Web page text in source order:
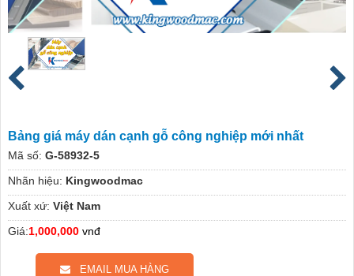
Bảng giá máy dán cạnh gỗ công nghiệp mới nhất
Mã số: G-58932-5
Nhãn hiệu: Kingwoodmac
Xuất xứ: Việt Nam
Giá:1,000,000 vnđ
EMAIL MUA HÀNG